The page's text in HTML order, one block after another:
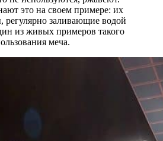
это на своем примере: их
регулярно заливающие водой
из живых примеров такого
меча.